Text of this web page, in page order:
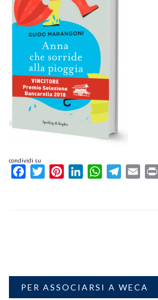
condividi su
FacebookTwitterPinterestLinkedInWhatsAppTelegram
Email
PER ASSOCIARSI A WECA